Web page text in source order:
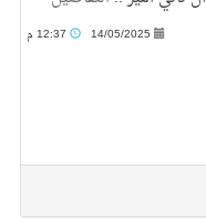
14/05/2025